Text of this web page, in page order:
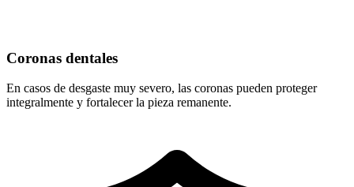
Coronas dentales
En casos de desgaste muy severo, las coronas pueden proteger
integralmente y fortalecer la pieza remanente.